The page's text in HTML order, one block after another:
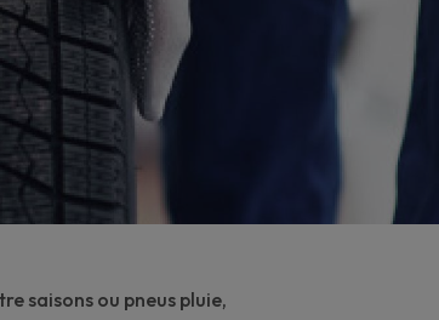
saisons ou pneus pluie,